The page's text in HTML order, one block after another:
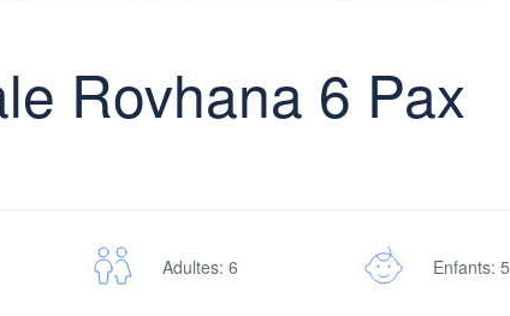
Rovhana 6 Pax
Adultes: 6 Enfants: 5